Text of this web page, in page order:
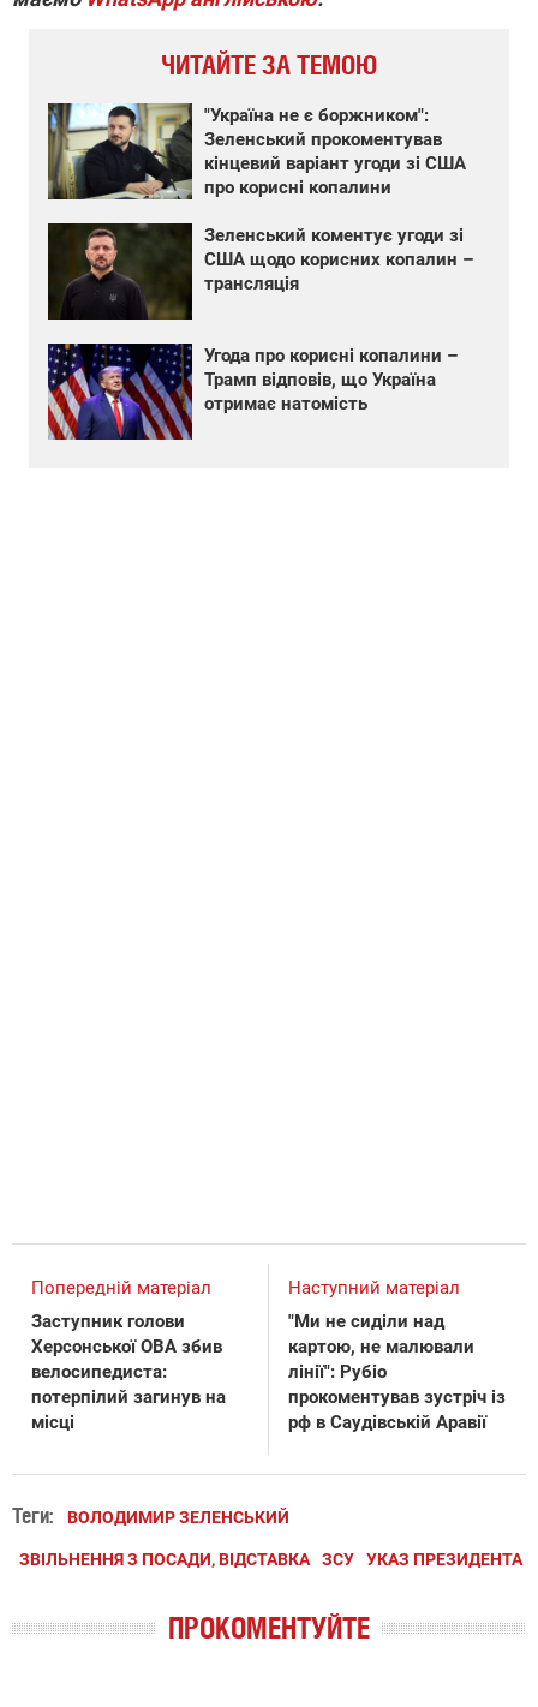
ЧИТАЙТЕ ЗА ТЕМОЮ
"Україна не є боржником":
Зеленський прокоментував
кінцевий варіант угоди зі США
про корисні копалини
Зеленський коментує угоди зі
США щодо корисних копалин –
трансляція
Угода про корисні копалини –
Трамп відповів, що Україна
отримає натомість
Попередній матеріал
Заступник голови
Херсонської ОВА збив
велосипедиста:
потерпілий загинув на
місці
Наступний матеріал
"Ми не сиділи над
картою, не малювали
лінії": Рубіо
прокоментував зустріч із
рф в Саудівській Аравії
Теги: ВОЛОДИМИР ЗЕЛЕНСЬКИЙ
ЗВІЛЬНЕННЯ З ПОСАДИ, ВІДСТАВКА ЗСУ УКАЗ ПРЕЗИДЕНТА
ПРОКОМЕНТУЙТЕ